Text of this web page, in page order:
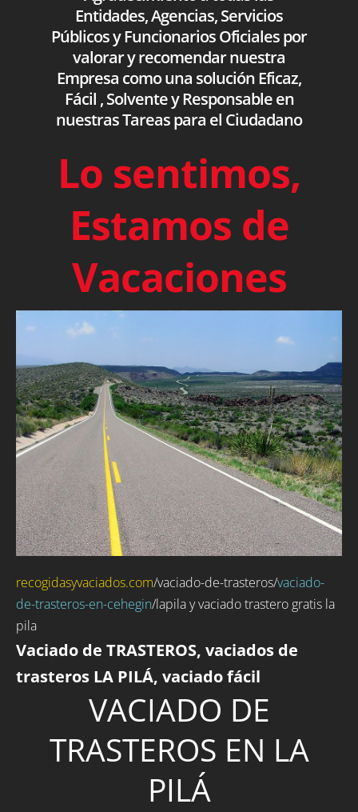
Entidades, Agencias, Servicios
Públicos y Funcionarios Oficiales por
valorar y recomendar nuestra
Empresa como una solución Eficaz,
Fácil , Solvente y Responsable en
nuestras Tareas para el Ciudadano
Lo sentimos,
Estamos de
Vacaciones
recogidasyvaciados.com/vaciado-de-trasteros/vaciado-
de-trasteros-en-cehegin/lapila y vaciado trastero gratis la
pila
Vaciado de TRASTEROS, vaciados de
trasteros LA PILÁ, vaciado fácil
VACIADO DE
TRASTEROS EN LA
PILÁ